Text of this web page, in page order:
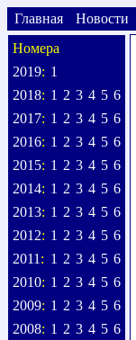
Главная Новости
Номера
2019: 1
2018: 1 2 3 4 5 6
2017: 1 2 3 4 5 6
2016: 1 2 3 4 5 6
2015: 1 2 3 4 5 6
2014: 1 2 3 4 5 6
2013: 1 2 3 4 5 6
2012: 1 2 3 4 5 6
2011 : 1 2 3 4 5 6
2010: 1 2 3 4 5 6
2009: 1 2 3 4 5 6
2008: 1 2 3 4 5 6